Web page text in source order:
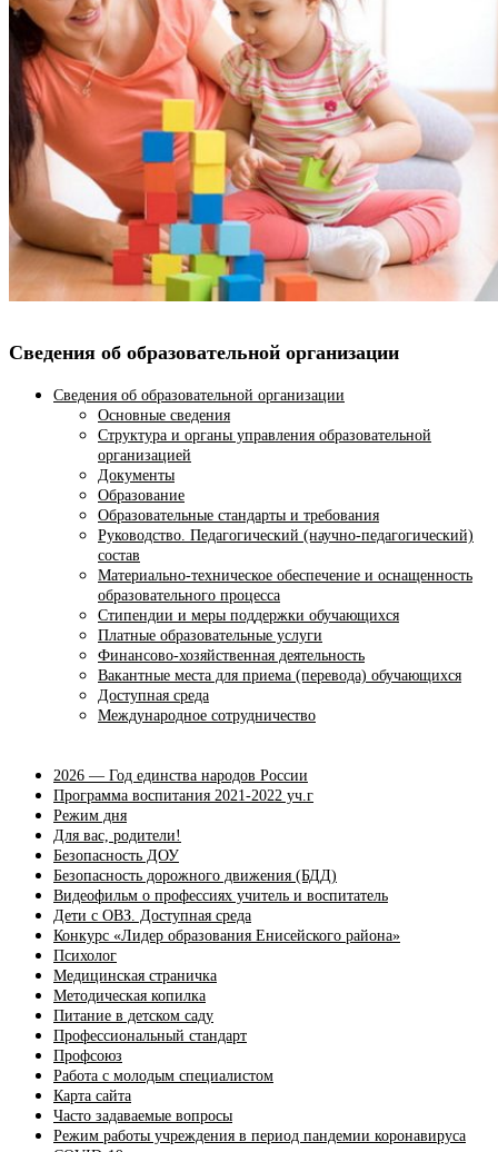
Сведения об образовательной организации
Сведения об образовательной организации
Основные сведения
Структура и органы управления образовательной
организацией
Документы
Образование
Образовательные стандарты и требования
Руководство. Педагогический (научно-педагогический)
состав
Материально-техническое обеспечение и оснащенность
образовательного процесса
Стипендии и меры поддержки обучающихся
Платные образовательные услуги
Финансово-хозяйственная деятельность
Вакантные места для приема (перевода) обучающихся
Доступная среда
Международное сотрудничество
2026 — Год единства народов России
Программа воспитания 2021-2022 уч.г
Режим дня
Для вас, родители!
Безопасность ДОУ
Безопасность дорожного движения (БДД)
Видеофильм о профессиях учитель и воспитатель
Дети с ОВЗ. Доступная среда
Конкурс «Лидер образования Енисейского района»
Психолог
Медицинская страничка
Методическая копилка
Питание в детском саду
Профессиональный стандарт
Профсоюз
Работа с молодым специалистом
Карта сайта
Часто задаваемые вопросы
Режим работы учреждения в период пандемии коронавируса